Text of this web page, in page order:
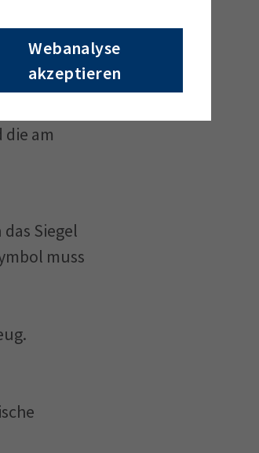
Webanalyse
akzeptieren
am
Siegel
muss